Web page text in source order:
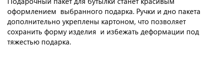
оформлением выбранного подарка. Ручки и дно пакета
дополнительно укреплены картоном, что позволяет
сохранить форму изделия и избежать деформации под
тяжестью подарка.